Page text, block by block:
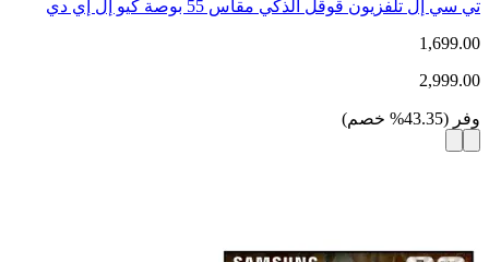
تي سي إل تلفزيون قوقل الذكي مقاس 55 بوصة كيو إل إي دي
1,699.00
2,999.00
وفر (
43.35
% خصم)